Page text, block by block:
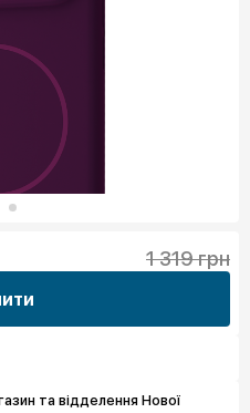
1 319 грн
та відделення Нової